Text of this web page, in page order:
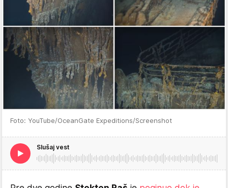
Foto: YouTube/OceanGate Expeditions/Screenshot
Slušaj vest